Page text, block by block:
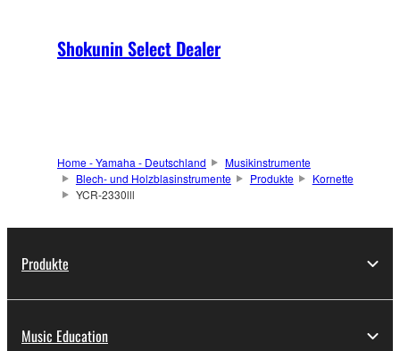
Shokunin Select Dealer
Home - Yamaha - Deutschland
Musikinstrumente
Blech- und Holzblasinstrumente
Produkte
Kornette
YCR-2330lll
Produkte
Music Education